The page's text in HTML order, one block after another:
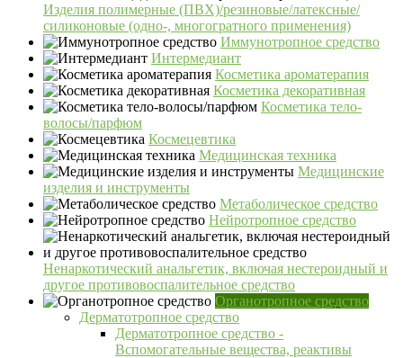
Изделия полимерные (ПВХ)/резиновые/латексные/
силиконовые (одно-, многогратного применения)
Иммунотропное средство
Интермедиант
Косметика ароматерапия
Косметика декоративная
Косметика тело-
волосы/парфюм
Космецевтика
Медицинская техника
Медицинские
изделия и инструменты
Метаболическое средство
Нейротропное средство
Ненаркотический анальгетик, включая нестероидный и
другое противовоспалительное средство
Органотропное средство
Дерматотропное средство
Дерматотропное средство -
Вспомогательные вещества, реактивы